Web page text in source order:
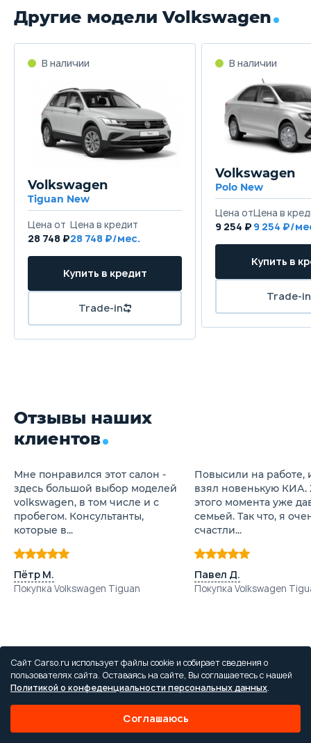
Другие модели Volkswagen
В наличии
Volkswagen
Tiguan New
Цена от
28 748 ₽
Цена в кредит
28 748 ₽/мес.
Купить в кредит
Trade-in
В наличии
Volkswagen
Polo New
Цена от
9 254 ₽
Цена в
9 254 ₽/
Купить в
Trade-in
Отзывы наших
клиентов
Мне понравился этот салон -
здесь большой выбор моделей
volkswagen, в том числе и с
пробегом. Консультанты,
которые в...
Пётр М.
Покупка Volkswagen Tiguan
Повысили на работе,
взял новенькую
этого момента уже
семьей. Так что, я
счастли...
Павел Д.
Покупка Volkswagen
Популярные марки
B C D E F
Сайт Carso.ru использует файлы cookie и собирает сведения о
пользователях сайта. Оставаясь на сайте, Вы соглашаетесь с нашей
Политикой о конфеденциальности персональных данных.
Соглашаюсь